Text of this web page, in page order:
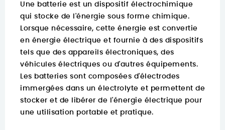
Une batterie est un dispositif électrochimique
qui stocke de l'énergie sous forme chimique.
Lorsque nécessaire, cette énergie est convertie
en énergie électrique et fournie à des dispositifs
tels que des appareils électroniques, des
véhicules électriques ou d'autres équipements.
Les batteries sont composées d'électrodes
immergées dans un électrolyte et permettent de
stocker et de libérer de l'énergie électrique pour
une utilisation portable et pratique.